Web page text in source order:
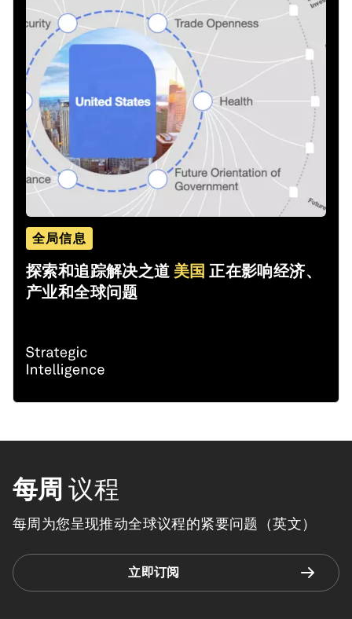
全局信息
探索和追踪解决之道 美国 正在影响经济、
产业和全球问题
每周 议程
每周为您呈现推动全球议程的紧要问题（英文）
立即订阅